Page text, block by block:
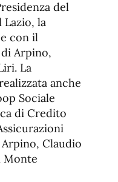
del
Lazio, la
con il
Arpino,
La
anche
Sociale
di Credito
Claudio
Monte